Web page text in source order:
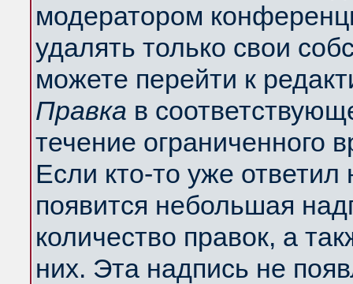
модератором
удалять только свои
можете перейти к
Правка в
течение ограниченного
Если кто-то уже
появится небольшая
количество правок, а
них. Эта надпись не